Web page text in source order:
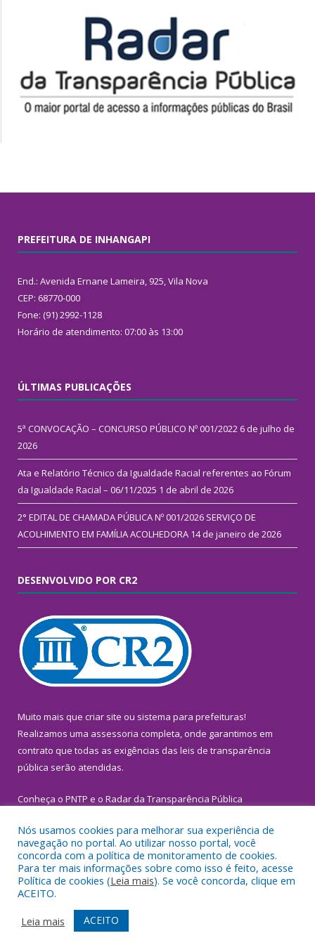
PREFEITURA DE INHANGAPI
End.: Avenida Ernane Lameira, 925, Vila Nova
CEP: 68770-000
Fone: (91) 2992-1128
Horário de atendimento: 07:00 às 13:00
ÚLTIMAS PUBLICAÇÕES
5ª CONVOCAÇÃO – CONCURSO PÚBLICO Nº 001/2022 6 de julho de
2026
Ata e Relatório Técnico da Igualdade Racial referentes ao Fórum
da Igualdade Racial – 06/11/2025 1 de abril de 2026
2° EDITAL DE CHAMADA PÚBLICA Nº 001/2026 SERVIÇO DE
ACOLHIMENTO EM FAMÍLIA ACOLHEDORA 14 de janeiro de 2026
DESENVOLVIDO POR CR2
Muito mais que criar site ou sistema para prefeituras!
Realizamos uma assessoria completa, onde garantimos em
contrato que todas as exigências das leis de transparência
pública serão atendidas.
Conheça o PNTP e o Radar da Transparência Pública
Todos os direitos reservados a Prefeitura Municipal de
Inhangapi.
Mapa do Site
Acessar Área Administrativa
Acessar Webmail
Nós usamos cookies para melhorar sua experiência de
navegação no portal. Ao utilizar nosso portal, você
concorda com a política de monitoramento de cookies.
Para ter mais informações sobre como isso é feito, acesse
Política de cookies (Leia mais). Se você concorda, clique em
ACEITO.
Leia mais
ACEITO